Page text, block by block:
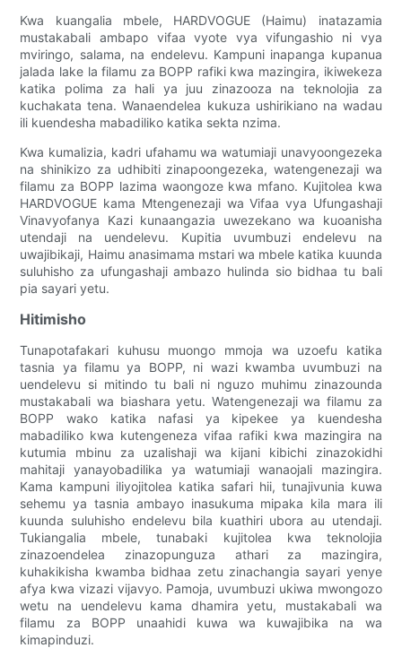
Kwa kuangalia mbele, HARDVOGUE (Haimu) inatazamia
mustakabali ambapo vifaa vyote vya vifungashio ni vya
mviringo, salama, na endelevu. Kampuni inapanga kupanua
jalada lake la filamu za BOPP rafiki kwa mazingira, ikiwekeza
katika polima za hali ya juu zinazooza na teknolojia za
kuchakata tena. Wanaendelea kukuza ushirikiano na wadau
ili kuendesha mabadiliko katika sekta nzima.
Kwa kumalizia, kadri ufahamu wa watumiaji unavyoongezeka
na shinikizo za udhibiti zinapoongezeka, watengenezaji wa
filamu za BOPP lazima waongoze kwa mfano. Kujitolea kwa
HARDVOGUE kama Mtengenezaji wa Vifaa vya Ufungashaji
Vinavyofanya Kazi kunaangazia uwezekano wa kuoanisha
utendaji na uendelevu. Kupitia uvumbuzi endelevu na
uwajibikaji, Haimu anasimama mstari wa mbele katika kuunda
suluhisho za ufungashaji ambazo hulinda sio bidhaa tu bali
pia sayari yetu.
Hitimisho
Tunapotafakari kuhusu muongo mmoja wa uzoefu katika
tasnia ya filamu ya BOPP, ni wazi kwamba uvumbuzi na
uendelevu si mitindo tu bali ni nguzo muhimu zinazounda
mustakabali wa biashara yetu. Watengenezaji wa filamu za
BOPP wako katika nafasi ya kipekee ya kuendesha
mabadiliko kwa kutengeneza vifaa rafiki kwa mazingira na
kutumia mbinu za uzalishaji wa kijani kibichi zinazokidhi
mahitaji yanayobadilika ya watumiaji wanaojali mazingira.
Kama kampuni iliyojitolea katika safari hii, tunajivunia kuwa
sehemu ya tasnia ambayo inasukuma mipaka kila mara ili
kuunda suluhisho endelevu bila kuathiri ubora au utendaji.
Tukiangalia mbele, tunabaki kujitolea kwa teknolojia
zinazoendelea zinazopunguza athari za mazingira,
kuhakikisha kwamba bidhaa zetu zinachangia sayari yenye
afya kwa vizazi vijavyo. Pamoja, uvumbuzi ukiwa mwongozo
wetu na uendelevu kama dhamira yetu, mustakabali wa
filamu za BOPP unaahidi kuwa wa kuwajibika na wa
kimapinduzi.